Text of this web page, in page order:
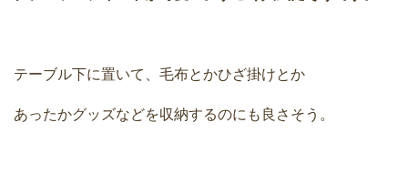
テーブル下に置いて、毛布とかひざ掛けとか
あったかグッズなどを収納するのにも良さそう。